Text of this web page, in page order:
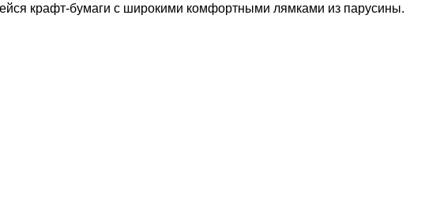
крафт-бумаги с широкими комфортными лямками из парусины.